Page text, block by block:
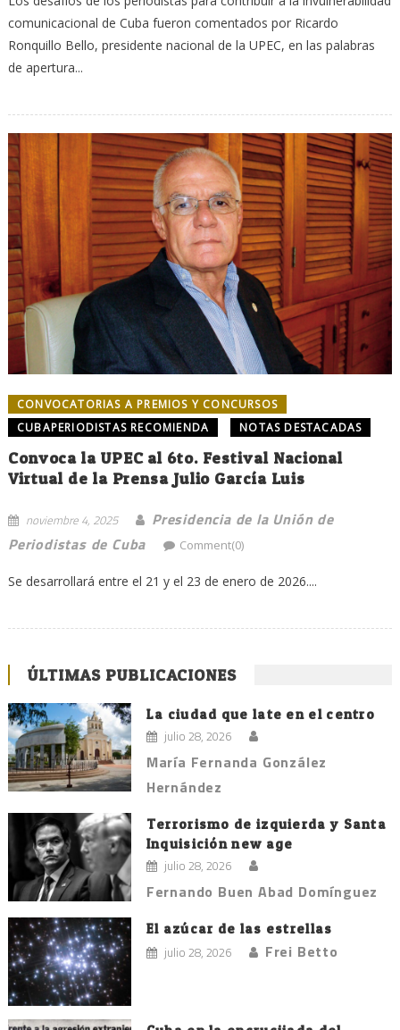
comunicacional de Cuba fueron comentados por Ricardo
Ronquillo Bello, presidente nacional de la UPEC, en las palabras
de apertura...
CONVOCATORIAS A PREMIOS Y CONCURSOS
CUBAPERIODISTAS RECOMIENDA
NOTAS DESTACADAS
Convoca la UPEC al 6to. Festival Nacional
Virtual de la Prensa Julio García Luis
noviembre 4, 2025
Presidencia de la Unión de
Periodistas de Cuba
Comment(0)
Se desarrollará entre el 21 y el 23 de enero de 2026....
ÚLTIMAS PUBLICACIONES
La ciudad que late en el centro
julio 28, 2026
María Fernanda González
Hernández
Terrorismo de izquierda y Santa
Inquisición new age
julio 28, 2026
Fernando Buen Abad Domínguez
El azúcar de las estrellas
julio 28, 2026 Frei Betto